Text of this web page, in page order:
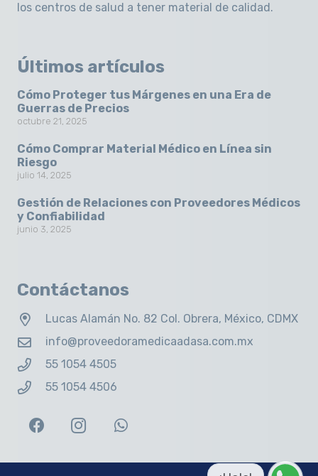
los centros de salud a tener material de calidad.
Últimos artículos
Cómo Proteger tus Márgenes en una Era de
Guerras de Precios
octubre 21, 2025
Cómo Comprar Material Médico en Línea sin
Riesgo
julio 14, 2025
Gestión de Relaciones con Proveedores Médicos
y Confiabilidad
junio 3, 2025
Contáctanos
Lucas Alamán No. 82 Col. Obrera, México, CDMX
info@proveedoramedicaadasa.com.mx
55 1054 4505
55 1054 4506